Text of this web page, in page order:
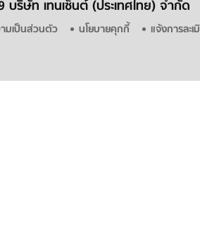
บริษัท เทนเซ็นต์ (ประเทศไทย) จำกัด
มเป็นส่วนตัว นโยบายคุกกี้ แจ้งการละ